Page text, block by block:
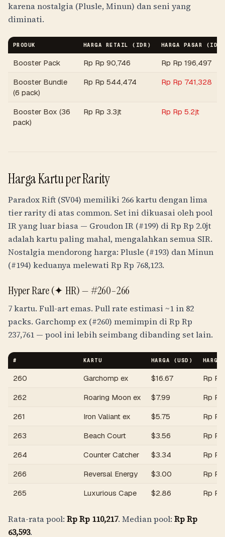
karena nostalgia (Plusle, Minun) dan seni yang
diminati.
PRODUK HARGA RETAIL ( IDR ) HARGA PASAR ( IDR
Booster Pack Rp Rp 90,746 Rp Rp 196,497
Booster Bundle
(6 pack)
Rp Rp 544,474 Rp Rp 741,328
Booster Box (36
pack)
Rp Rp 3.3jt Rp Rp 5.2jt
Harga Kartu per Rarity
Paradox Rift (SV04) memiliki 266 kartu dengan lima
tier rarity di atas common. Set ini dikuasai oleh pool
IR yang luar biasa — Groudon IR (#199) di Rp Rp 2.0jt
adalah kartu paling mahal, mengalahkan semua SIR.
Nostalgia mendorong harga: Plusle (#193) dan Minun
(#194) keduanya melewati Rp Rp 768,123.
Hyper Rare (✦ HR) —#260–266
7 kartu. Full-art emas. Pull rate estimasi ~1 in 82
packs. Garchomp ex (#260) memimpin di Rp Rp
237,761 — pool ini lebih seimbang dibanding set lain.
# KARTU HARGA (USD)
260 Garchomp ex $16.67 Rp
262
Roaring Moon ex $7.99 Rp
261
Iron Valiant ex $5.75 Rp
263
Beach Court $3.56 Rp
264
Counter Catcher $3.34 Rp
266
Reversal Energy $3.00 Rp
265
Luxurious Cape $2.86 Rp
Rata-rata pool: RpRp 110,217. Median pool: RpRp
63,593.